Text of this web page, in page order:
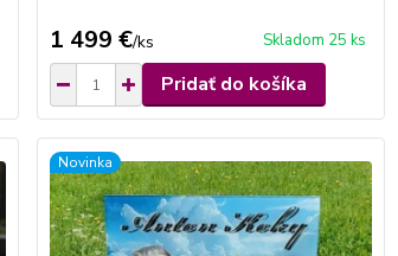
1 499 €/ks Skladom 25 ks
Pridať do košíka
Novinka